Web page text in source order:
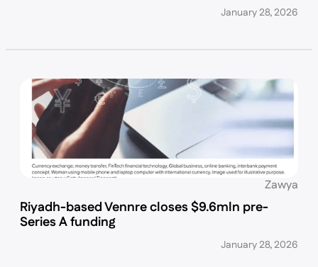
January 28, 2026
Zawya
Riyadh-based Vennre closes $9.6mln pre-
Series A funding
January 28, 2026